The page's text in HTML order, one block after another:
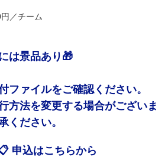
／チーム
は景品あり🎁
ファイルをご確認ください。
方法を変更する場合がございま
ください。
申込はこちらから